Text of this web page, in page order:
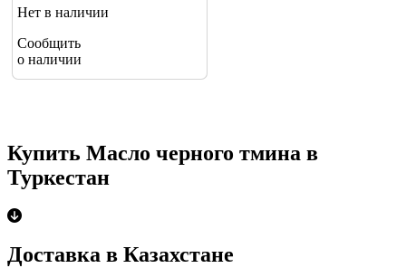
Нет в наличии
Сообщить
о наличии
Купить Масло черного тмина в
Туркестан
Доставка в Казахстане